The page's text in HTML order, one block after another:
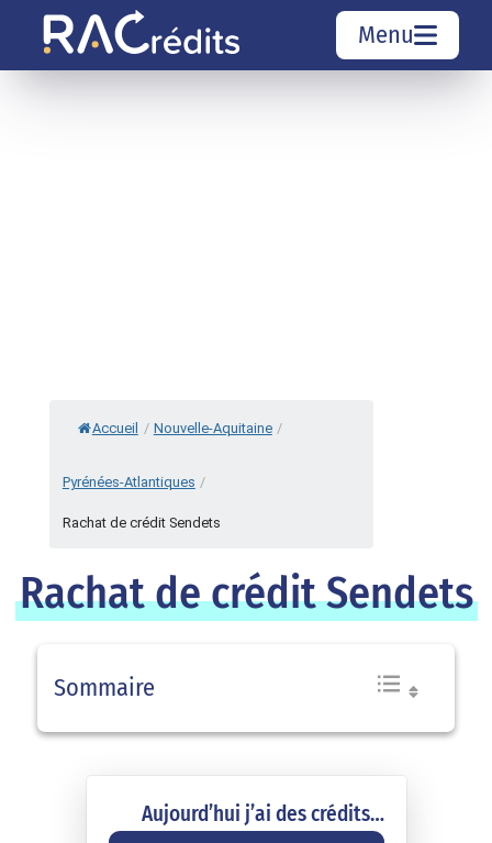
Menu
Accueil / Nouvelle-Aquitaine /
Pyrénées-Atlantiques /
Rachat de crédit Sendets
Rachat de crédit Sendets
Sommaire
Aujourd’hui j’ai des crédits…